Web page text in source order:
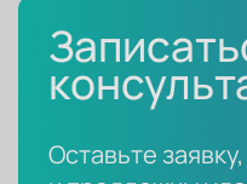
Оставьте